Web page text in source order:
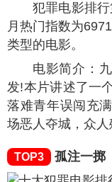
犯罪电影排
月热门指数为
类型的电影。
电影简介：
发!本片讲述了一
落难青年误闯充
场恶人夺城，众人
TOP3 孤注一掷